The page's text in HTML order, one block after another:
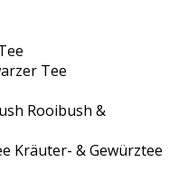
Tee
Rooibush &
Kräuter- & Gewürztee